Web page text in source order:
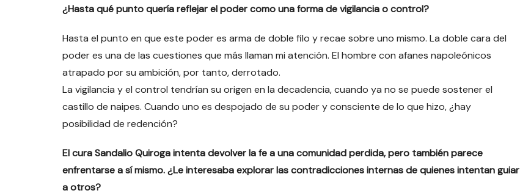
¿Hasta qué punto quería reflejar el poder como una forma de vigilancia o control?
Hasta el punto en que este poder es arma de doble filo y recae sobre uno mismo. La doble cara del
poder es una de las cuestiones que más llaman mi atención. El hombre con afanes napoleónicos
atrapado por su ambición, por tanto, derrotado.
La vigilancia y el control tendrían su origen en la decadencia, cuando ya no se puede sostener el
castillo de naipes. Cuando uno es despojado de su poder y consciente de lo que hizo, ¿hay
posibilidad de redención?
El cura Sandalio Quiroga intenta devolver la fe a una comunidad perdida, pero también parece
enfrentarse a sí mismo. ¿Le interesaba explorar las contradicciones internas de quienes intentan guiar
a otros?